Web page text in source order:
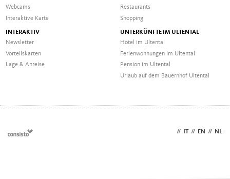
Webcams
Interaktive Karte
Restaurants
Shopping
INTERAKTIV
Newsletter
Vorteilskarten
Lage & Anreise
UNTERKÜNFTE IM ULTENTAL
Hotel im Ultental
Ferienwohnungen im Ultental
Pension im Ultental
Urlaub auf dem Bauernhof Ultental
// IT // EN // NL